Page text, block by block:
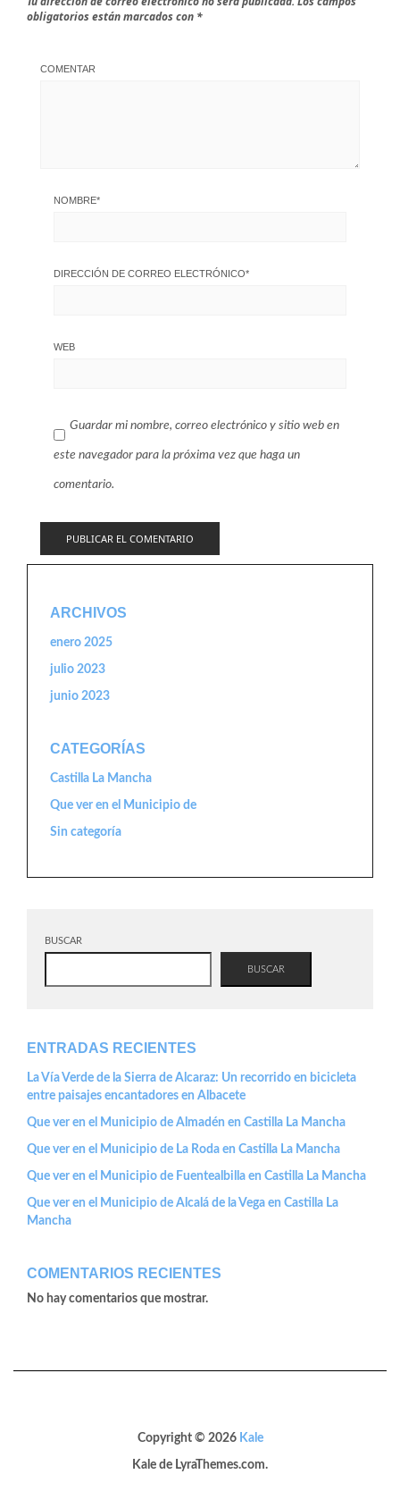
obligatorios están marcados con *
COMENTAR
NOMBRE*
DIRECCIÓN DE CORREO ELECTRÓNICO*
WEB
Guardar mi nombre, correo electrónico y sitio web en
este navegador para la próxima vez que haga un
comentario.
ARCHIVOS
enero 2025
julio 2023
junio 2023
CATEGORÍAS
Castilla La Mancha
Que ver en el Municipio de
Sin categoría
BUSCAR
BUSCAR
ENTRADAS RECIENTES
La Vía Verde de la Sierra de Alcaraz: Un recorrido en bicicleta
entre paisajes encantadores en Albacete
Que ver en el Municipio de Almadén en Castilla La Mancha
Que ver en el Municipio de La Roda en Castilla La Mancha
Que ver en el Municipio de Fuentealbilla en Castilla La Mancha
Que ver en el Municipio de Alcalá de la Vega en Castilla La
Mancha
COMENTARIOS RECIENTES
No hay comentarios que mostrar.
Copyright © 2026 Kale
Kale de LyraThemes.com.